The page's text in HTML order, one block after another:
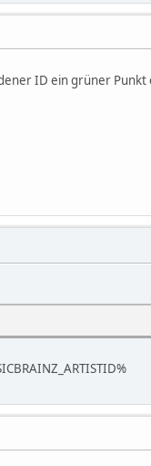
ID ein grüner